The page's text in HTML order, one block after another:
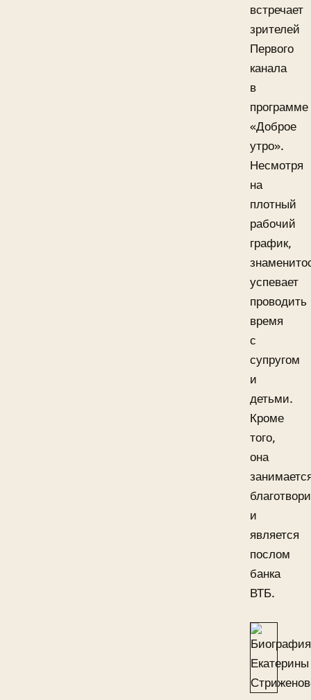
встречает
зрителей
Первого
канала
в
программе
«Доброе
утро».
Несмотря
на
плотный
рабочий
график,
успевает
проводить
время
с
супругом
и
детьми.
Кроме
того,
она
и
является
послом
банка
ВТБ.